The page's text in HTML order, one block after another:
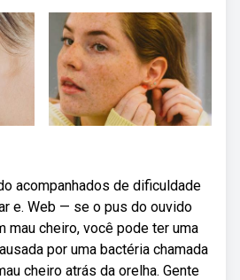
acompanhados de dificuldade
e. Web — se o pus do ouvido
mau cheiro, você pode ter uma
por uma bactéria chamada
cheiro atrás da orelha. Gente